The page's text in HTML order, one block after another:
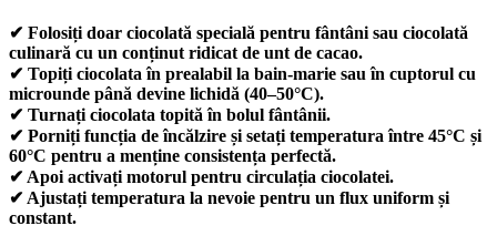
✔ Folosiți doar ciocolată specială pentru fântâni sau ciocolată
culinară cu un conținut ridicat de unt de cacao.
✔ Topiți ciocolata în prealabil la bain-marie sau în cuptorul cu
microunde până devine lichidă (40–50°C).
✔ Turnați ciocolata topită în bolul fântânii.
✔ Porniți funcția de încălzire și setați temperatura între 45°C și
60°C pentru a menține consistența perfectă.
✔ Apoi activați motorul pentru circulația ciocolatei.
✔ Ajustați temperatura la nevoie pentru un flux uniform și
constant.